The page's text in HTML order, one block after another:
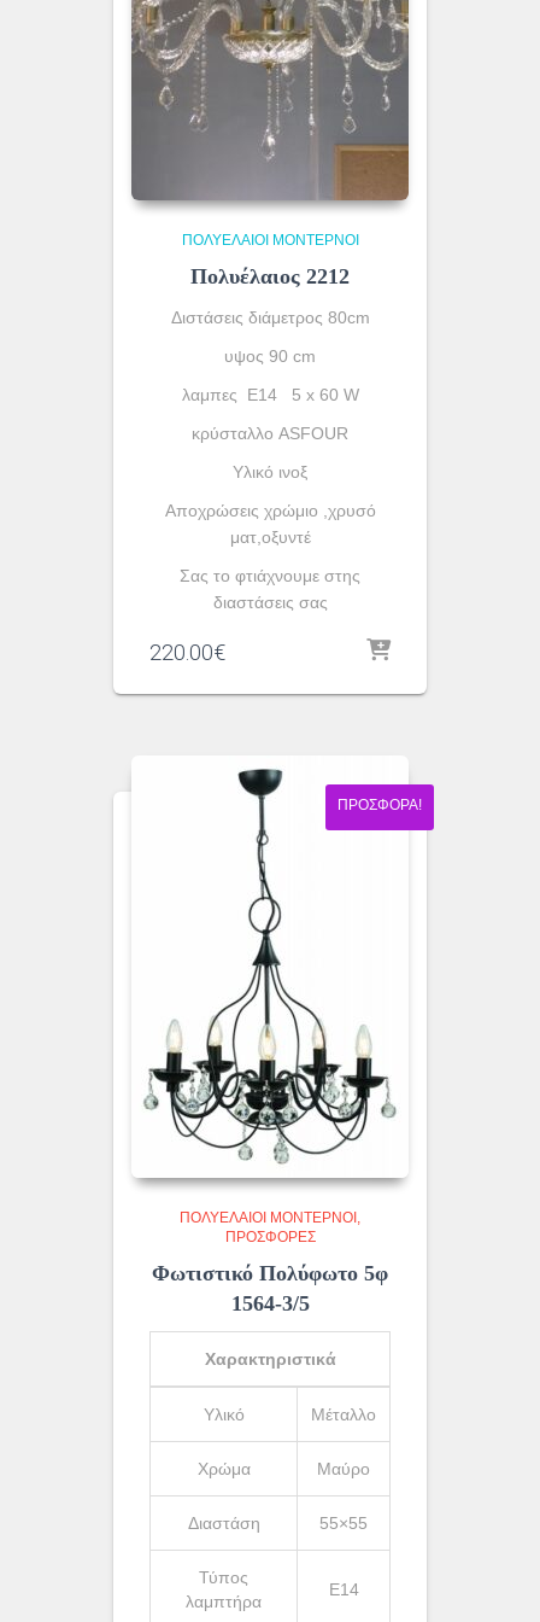
ΠΟΛΥΈΛΑΙΟΙ ΜΟΝΤΈΡΝΟΙ
Πολυέλαιος 2212
Διστάσεις διάμετρος 80cm
υψος 90 cm
λαμπες Ε14 5 x 60 W
κρύσταλλο ASFOUR
Yλικό ινοξ
Αποχρώσεις χρώμιο ,χρυσό
ματ,οξυντέ
Σας το φτιάχνουμε στης
διαστάσεις σας
220.00€
ΠΡΟΣΦΟΡΆ!
ΠΟΛΥΈΛΑΙΟΙ ΜΟΝΤΈΡΝΟΙ
ΠΡΟΣΦΟΡΕΣ
Φωτιστικό Πολύφωτο 5φ
1564-3/5
Χαρακτηριστικά
Υλικό Μέταλλο
Χρώμα Μαύρο
Διαστάση 55×55
Τύπος
λαμπτήρα
Ε14